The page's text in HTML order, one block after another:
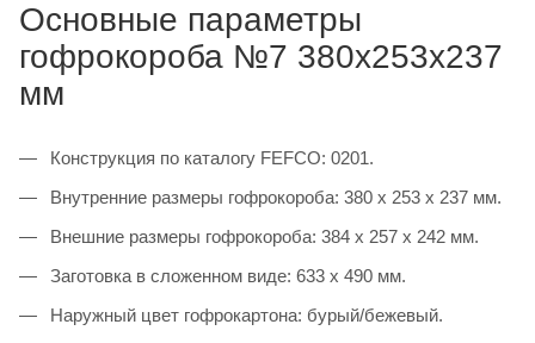
Основные параметры
гофрокороба №7 380х253х237
мм
Конструкция по каталогу FEFCO: 0201.
Внутренние размеры гофрокороба: 380 х 253 х 237 мм.
Внешние размеры гофрокороба: 384 х 257 х 242 мм.
Заготовка в сложенном виде: 633 х 490 мм.
Наружный цвет гофрокартона: бурый/бежевый.